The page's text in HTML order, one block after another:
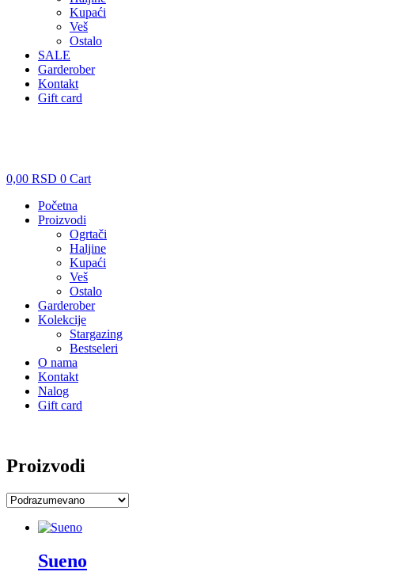
Kupaći
Veš
Ostalo
SALE
Garderober
Kontakt
Gift card
0,00 RSD 0 Cart
Početna
Proizvodi
Ogrtači
Haljine
Kupaći
Veš
Ostalo
Garderober
Kolekcije
Stargazing
Bestseleri
O nama
Kontakt
Nalog
Gift card
Proizvodi
Sueno